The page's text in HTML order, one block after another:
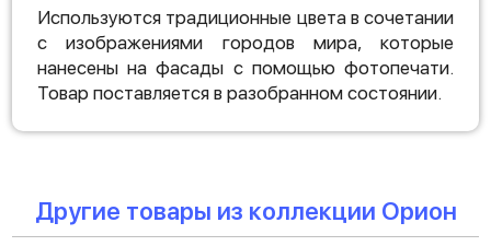
Используются традиционные цвета в сочетании
с изображениями городов мира, которые
нанесены на фасады с помощью фотопечати.
Товар поставляется в разобранном состоянии.
Другие товары из коллекции Орион